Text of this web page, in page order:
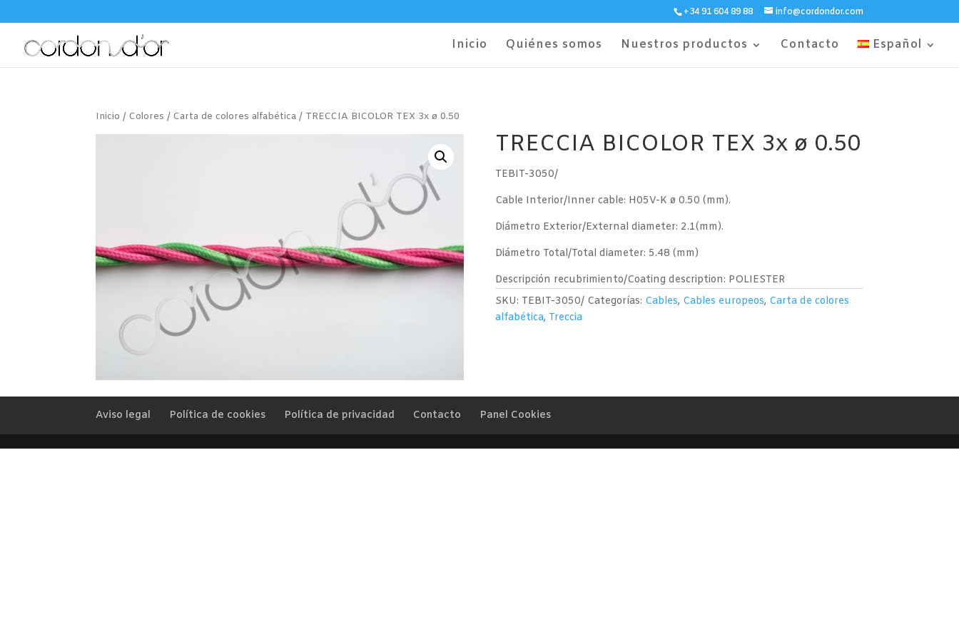
+34 91 604 89 88 info@cordondor.com
Inicio Quiénes somos Nuestros productos Contacto Español
Inicio /Colores /Carta de colores alfabética / TRECCIA BICOLOR TEX 3x ø 0.50
TRECCIA BICOLOR TEX 3x ø 0.50
TEBIT-3050/
Cable Interior/Inner cable: H05V-K ø 0.50 (mm).
Diámetro Exterior/External diameter: 2.1(mm).
Diámetro Total/Total diameter: 5.48 (mm)
Descripción recubrimiento/Coating description: POLIESTER
SKU: TEBIT-3050/ Categorías: Cables, Cables europeos, Carta de colores
alfabética, Treccia
Aviso legal Política de cookies Política de privacidad Contacto Panel Cookies